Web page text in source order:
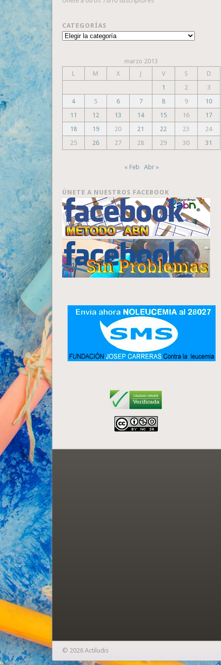
CATEGORÍAS
Categorías
marzo 2013
L
M X J V S
D
1
2
3
4
5 6 7 8 9
10
11
12 13 14 15 16
17
18
19 20 21 22 23
24
25
26 27 28 29 30 31
« Feb Abr »
ÚNETE A NUESTROS FACEBOOK
© 2026 Actiludis